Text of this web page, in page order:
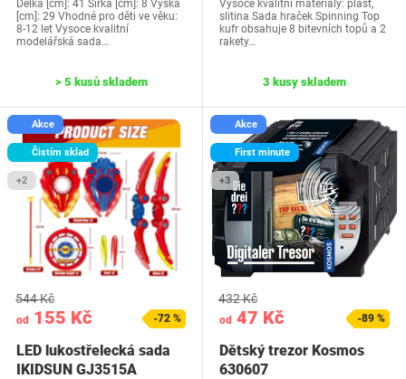
Délka [cm]: 41 Šířka [cm]: 8 Výška
[cm]: 29 Vhodné pro děti ve věku:
8-12 let Vysoce kvalitní
modelářská sada…
> 5 kusů skladem
Vysoce kvalitní materiály: plast,
slitina Sada hraček Spinning Top
kufr obsahuje 8 bitevních topů a 2
rakety…
3 kusy skladem
Akce
Čistím sklad
+2
od 155 Kč
544 Kč
-72 %
LED lukostřelecká sada
IKIDSUN GJ3515A
Akce
First minute
+3
od 47 Kč
432 Kč
-89 %
Dětský trezor Kosmos
630607